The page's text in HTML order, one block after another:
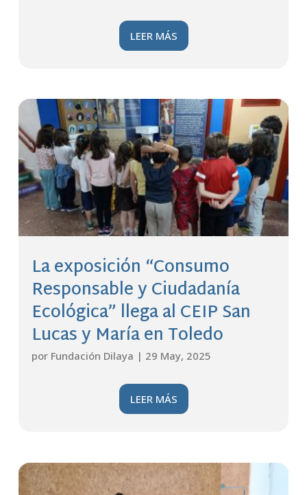
LEER MÁS
La exposición “Consumo
Responsable y Ciudadanía
Ecológica” llega al CEIP San
Lucas y María en Toledo
por Fundación Dilaya | 29 May, 2025
LEER MÁS